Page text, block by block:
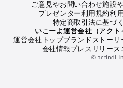
牧場
ご意見やお問い合わせ施設
プレゼンター利用規約利
特定商取引法に基づ
いこーよ運営会社（アクト
運営会社トップブランドストーリ
会社情報プレスリリース
© actindi